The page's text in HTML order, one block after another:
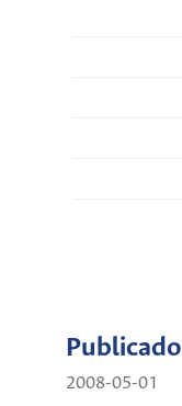
Publicado
2008-05-01